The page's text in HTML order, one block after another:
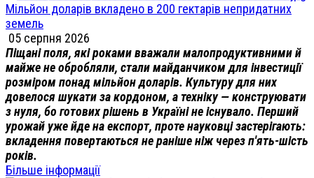
Мільйон доларів вкладено в 200 гектарів непридатних
земель
05 серпня 2026
Піщані поля, які роками вважали малопродуктивними й
майже не обробляли, стали майданчиком для інвестиції
розміром понад мільйон доларів. Культуру для них
довелося шукати за кордоном, а техніку — конструювати
з нуля, бо готових рішень в Україні не існувало. Перший
урожай уже йде на експорт, проте науковці застерігають:
вкладення повертаються не раніше ніж через п'ять-шість
років.
Більше інформації